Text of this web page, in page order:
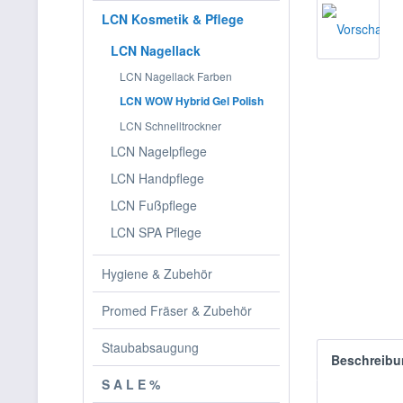
LCN Kosmetik & Pflege
LCN Nagellack
LCN Nagellack Farben
LCN WOW Hybrid Gel Polish
LCN Schnelltrockner
LCN Nagelpflege
LCN Handpflege
LCN Fußpflege
LCN SPA Pflege
Hygiene & Zubehör
Promed Fräser & Zubehör
Staubabsaugung
S A L E %